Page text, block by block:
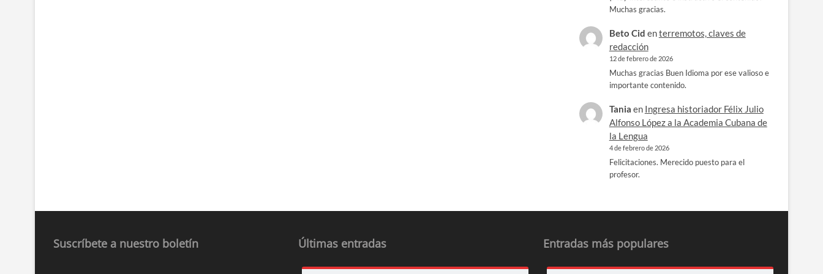
Muchas gracias.
Beto Cid enterremotos, claves de
redacción
12 de febrero de 2026
Muchas gracias Buen Idioma por ese valioso e
importante contenido.
Tania en Ingresa historiador Félix Julio
Alfonso López a la Academia Cubana de
la Lengua
4 de febrero de 2026
Felicitaciones. Merecido puesto para el
profesor.
Suscríbete a nuestro boletín Últimas entradas Entradas más populares